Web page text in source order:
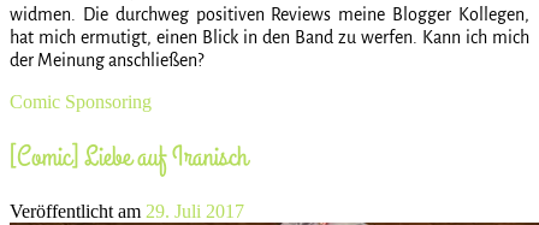
widmen. Die durchweg positiven Reviews meine Blogger Kollegen,
hat mich ermutigt, einen Blick in den Band zu werfen. Kann ich mich
der Meinung anschließen?
Comic Sponsoring
[Comic] Liebe auf Iranisch
Veröffentlicht am 29. Juli 2017